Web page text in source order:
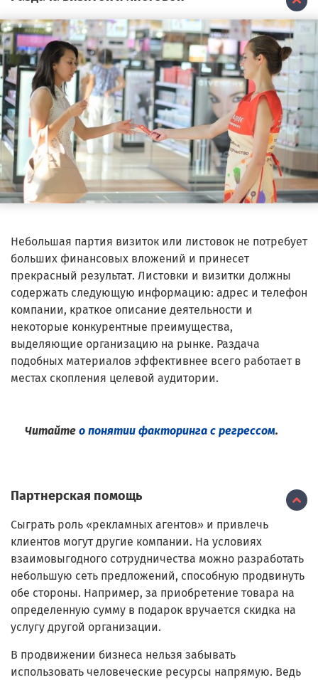
Небольшая партия визиток или листовок не потребует
больших финансовых вложений и принесет
прекрасный результат. Листовки и визитки должны
содержать следующую информацию: адрес и телефон
компании, краткое описание деятельности и
некоторые конкурентные преимущества,
выделяющие организацию на рынке. Раздача
подобных материалов эффективнее всего работает в
местах скопления целевой аудитории.
Читайте о понятии факторинга с регрессом.
Партнерская помощь
Сыграть роль «рекламных агентов» и привлечь
клиентов могут другие компании. На условиях
взаимовыгодного сотрудничества можно разработать
небольшую сеть предложений, способную продвинуть
обе стороны. Например, за приобретение товара на
определенную сумму в подарок вручается скидка на
услугу другой организации.
В продвижении бизнеса нельзя забывать
использовать человеческие ресурсы напрямую. Ведь